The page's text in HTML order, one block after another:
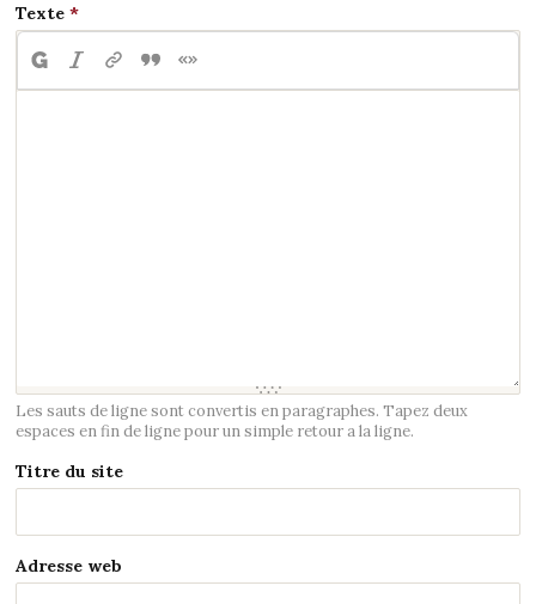
Texte
Les sauts de ligne sont convertis en paragraphes. Tapez deux
espaces en fin de ligne pour un simple retour a la ligne.
Titre du site
Adresse web